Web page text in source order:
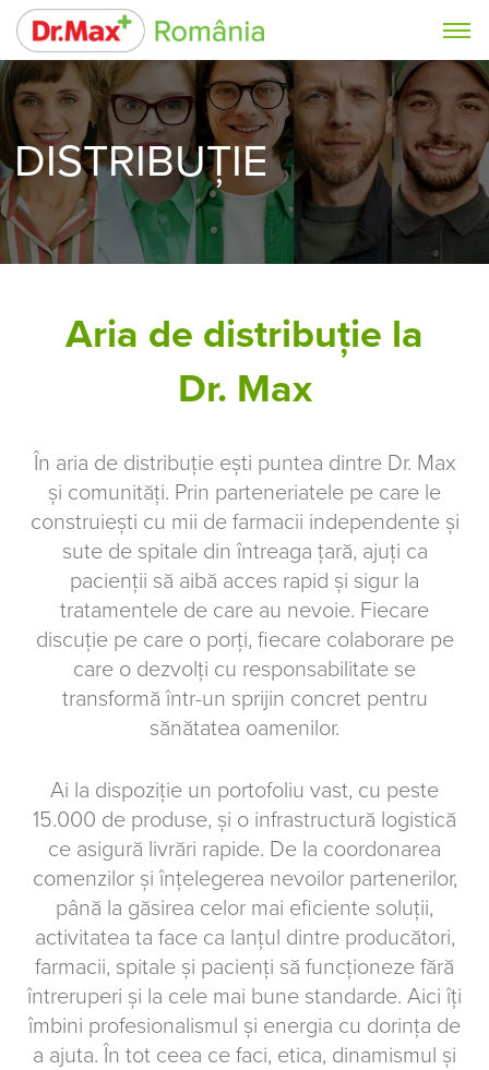
DISTRIBUȚIE
Aria de distribuție la
Dr. Max
În aria de distribuție ești puntea dintre Dr. Max
și comunități. Prin parteneriatele pe care le
construiești cu mii de farmacii independente și
sute de spitale din întreaga țară, ajuți ca
pacienții să aibă acces rapid și sigur la
tratamentele de care au nevoie. Fiecare
discuție pe care o porți, fiecare colaborare pe
care o dezvolți cu responsabilitate se
transformă într-un sprijin concret pentru
sănătatea oamenilor.
Ai la dispoziție un portofoliu vast, cu peste
15.000 de produse, și o infrastructură logistică
ce asigură livrări rapide. De la coordonarea
comenzilor și înțelegerea nevoilor partenerilor,
până la găsirea celor mai eficiente soluții,
activitatea ta face ca lanțul dintre producători,
farmacii, spitale și pacienți să funcționeze fără
întreruperi și la cele mai bune standarde. Aici îți
îmbini profesionalismul și energia cu dorința de
a ajuta. În tot ceea ce faci, etica, dinamismul și